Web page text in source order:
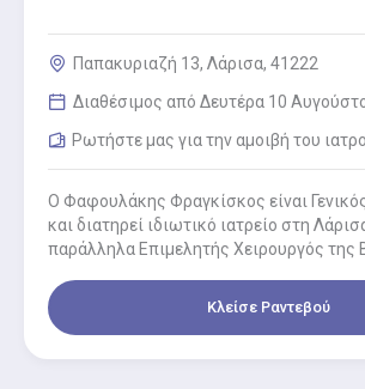
Παπακυριαζή 13, Λάρισα, 41222
Διαθέσιμος από Δευτέρα 10
Ρωτήστε μας για την αμοιβή του
Ο Φαφουλάκης Φραγκίσκος είναι
και διατηρεί ιδιωτικό ιατρείο στη
παράλληλα Επιμελητής Χειρουργός της
Κλείσε Ραντεβού